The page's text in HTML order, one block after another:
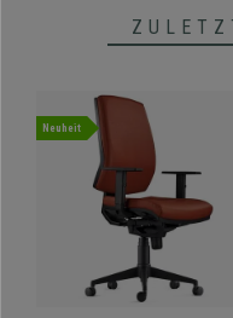
Neuheit